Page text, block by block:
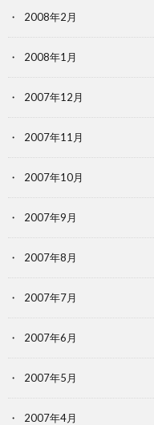
2008年2月
2008年1月
2007年12月
2007年11月
2007年10月
2007年9月
2007年8月
2007年7月
2007年6月
2007年5月
2007年4月